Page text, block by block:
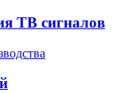
ТВ сигналов